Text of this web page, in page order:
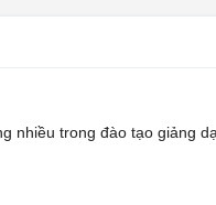
nhiều trong đào tạo giảng